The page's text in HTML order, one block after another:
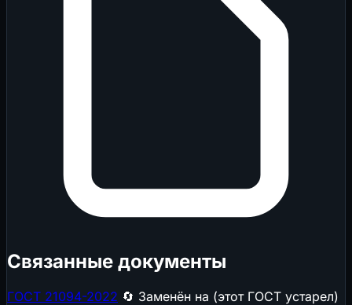
Связанные документы
ГОСТ 21094-2022 🔄 Заменён на (этот ГОСТ устарел)